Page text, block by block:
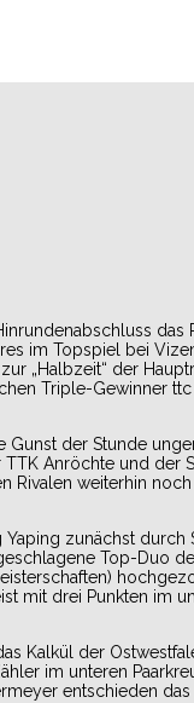
das
im Topspiel bei
„Halbzeit“ der
Triple-Gewinner
Gunst der Stunde
Anröchte und der
Rivalen weiterhin
zunächst durch
Top-Duo
mit drei Punkten im
Kalkül der
im unteren
entschieden das